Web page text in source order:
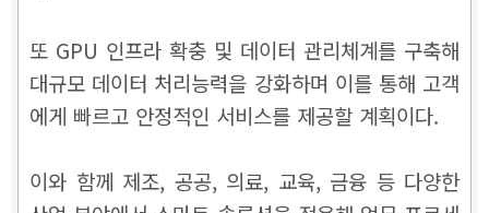
또 GPU 인프라 확충 및 데이터 관리체계를 구축해
대규모 데이터 처리능력을 강화하며 이를 통해 고객
에게 빠르고 안정적인 서비스를 제공할 계획이다.
이와 함께 제조, 공공, 의료, 교육, 금융 등 다양한